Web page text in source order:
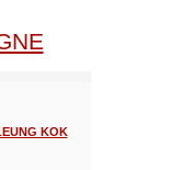
KOK